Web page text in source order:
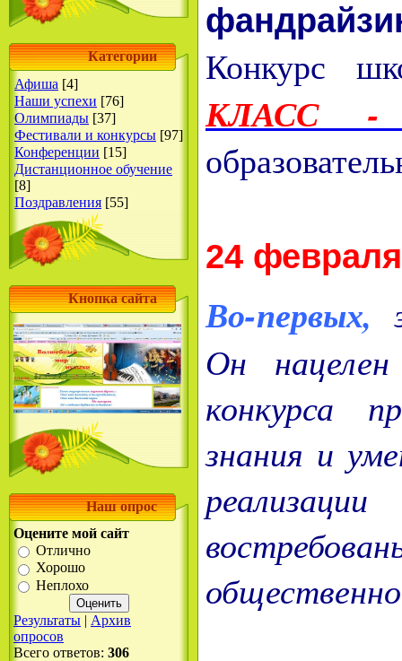
Категории
Афиша [4]
Наши успехи [76]
Олимпиады [37]
Фестивали и конкурсы [97]
Конференции [15]
Дистанционное обучение
[8]
Поздравления [55]
Кнопка сайта
Наш опрос
Оцените мой сайт
Отлично
Хорошо
Неплохо
Результаты | Архив
опросов
Всего ответов: 306
Конкурс
КЛАСС
24
Во-первых,
Он
конкурса
знания и